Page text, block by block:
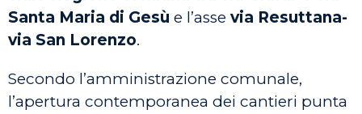
Santa Maria di Gesù e l’asse via Resuttana-
via San Lorenzo.
Secondo l’amministrazione comunale,
l’apertura contemporanea dei cantieri punta